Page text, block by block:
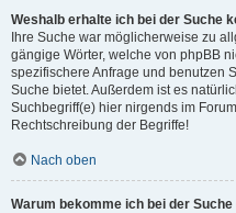
Weshalb erhalte ich bei der Suche
Ihre Suche war möglicherweise zu
gängige Wörter, welche von phpBB
spezifischere Anfrage und benutzen
Suche bietet. Außerdem ist es
Suchbegriff(e) hier nirgends im
Rechtschreibung der Begriffe!
Nach oben
Warum bekomme ich bei der